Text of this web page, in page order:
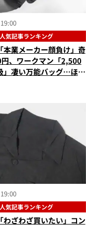
気記事ランキング
本業メーカー顔負け」奇
、ワークマン「2,500
」凄い万能バッグ…ほか
気記事ランキング
わざわざ買いたい」コン